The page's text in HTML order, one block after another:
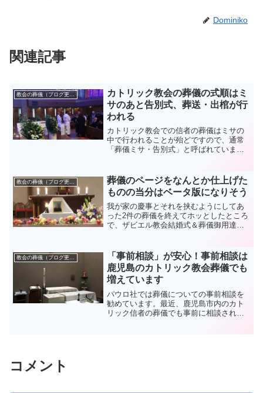
Dominiko
関連記事
教会の葬儀（ブログ更新）
カトリック教会の葬儀の式順はミ
サのあと告別式、葬送・出棺が行
われる
カトリック教会での信者の葬儀はミサの
中で行われることが殆どですので、通常
「葬儀ミサ・告別式」と呼ばれていま
祭儀）⇒告別式⇒葬送・出棺となりま
す。ミサはカトリック教会の...
教会の葬儀（ブログ更新）
葬儀のページをなんとか仕上げた
ものの当分はベータ版になりそう
我が家の慶事とそれを挟むようにしてあ
った2件の葬儀を終えてホッとしたところ
で、ザビエル教会結婚式＆葬儀御用達：
合うようにと結婚関連の固定ページはそ
れなりに仕上げたつもり...
教会の葬儀（ブログ更新）
「事前相談」が安心！事前相談は
鹿児島のカトリック教会葬儀でも
増えています
パウロ社では葬儀についての事前相談を
勧めています。最近、鹿児島市内のカト
リック信者の葬儀でも事前に相談される
コメント